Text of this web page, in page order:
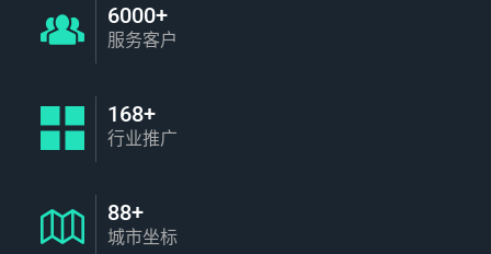
6000+
服务客户
168+
行业推广
88+
城市坐标